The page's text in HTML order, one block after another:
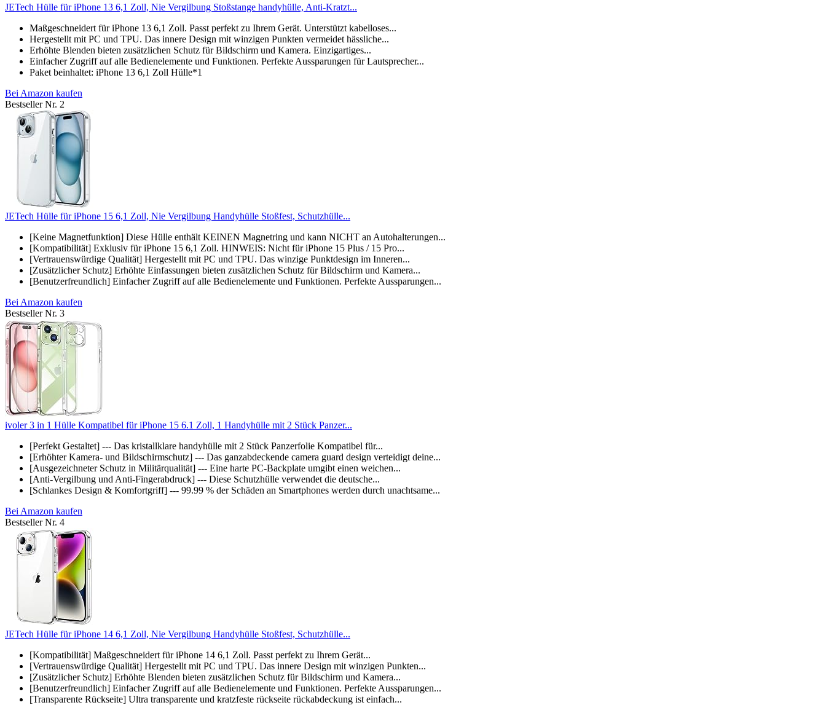
JETech Hülle für iPhone 13 6,1 Zoll, Nie Vergilbung Stoßstange handyhülle, Anti-Kratzt...
Maßgeschneidert für iPhone 13 6,1 Zoll. Passt perfekt zu Ihrem Gerät. Unterstützt kabelloses...
Hergestellt mit PC und TPU. Das innere Design mit winzigen Punkten vermeidet hässliche...
Erhöhte Blenden bieten zusätzlichen Schutz für Bildschirm und Kamera. Einzigartiges...
Einfacher Zugriff auf alle Bedienelemente und Funktionen. Perfekte Aussparungen für Lautsprecher...
Paket beinhaltet: iPhone 13 6,1 Zoll Hülle*1
Bei Amazon kaufen
Bestseller Nr. 2
JETech Hülle für iPhone 15 6,1 Zoll, Nie Vergilbung Handyhülle Stoßfest, Schutzhülle...
[Keine Magnetfunktion] Diese Hülle enthält KEINEN Magnetring und kann NICHT an Autohalterungen...
[Kompatibilität] Exklusiv für iPhone 15 6,1 Zoll. HINWEIS: Nicht für iPhone 15 Plus / 15 Pro...
[Vertrauenswürdige Qualität] Hergestellt mit PC und TPU. Das winzige Punktdesign im Inneren...
[Zusätzlicher Schutz] Erhöhte Einfassungen bieten zusätzlichen Schutz für Bildschirm und Kamera...
[Benutzerfreundlich] Einfacher Zugriff auf alle Bedienelemente und Funktionen. Perfekte Aussparungen...
Bei Amazon kaufen
Bestseller Nr. 3
ivoler 3 in 1 Hülle Kompatibel für iPhone 15 6.1 Zoll, 1 Handyhülle mit 2 Stück Panzer...
[Perfekt Gestaltet] --- Das kristallklare handyhülle mit 2 Stück Panzerfolie Kompatibel für...
[Erhöhter Kamera- und Bildschirmschutz] --- Das ganzabdeckende camera guard design verteidigt deine...
[Ausgezeichneter Schutz in Militärqualität] --- Eine harte PC-Backplate umgibt einen weichen...
[Anti-Vergilbung und Anti-Fingerabdruck] --- Diese Schutzhülle verwendet die deutsche...
[Schlankes Design & Komfortgriff] --- 99.99 % der Schäden an Smartphones werden durch unachtsame...
Bei Amazon kaufen
Bestseller Nr. 4
JETech Hülle für iPhone 14 6,1 Zoll, Nie Vergilbung Handyhülle Stoßfest, Schutzhülle...
[Kompatibilität] Maßgeschneidert für iPhone 14 6,1 Zoll. Passt perfekt zu Ihrem Gerät...
[Vertrauenswürdige Qualität] Hergestellt mit PC und TPU. Das innere Design mit winzigen Punkten...
[Zusätzlicher Schutz] Erhöhte Blenden bieten zusätzlichen Schutz für Bildschirm und Kamera...
[Benutzerfreundlich] Einfacher Zugriff auf alle Bedienelemente und Funktionen. Perfekte Aussparungen...
[Transparente Rückseite] Ultra transparente und kratzfeste rückseite rückabdeckung ist einfach...